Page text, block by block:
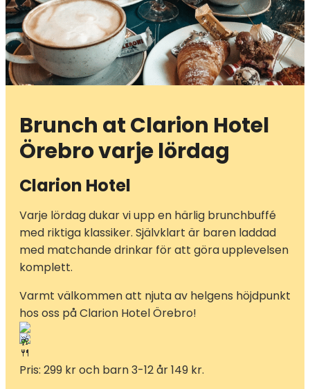
Brunch at Clarion Hotel
Örebro varje lördag
Clarion Hotel
Varje lördag dukar vi upp en härlig brunchbuffé
med riktiga klassiker. Självklart är baren laddad
med matchande drinkar för att göra upplevelsen
komplett.
Varmt välkommen att njuta av helgens höjdpunkt
hos oss på Clarion Hotel Örebro!
Pris: 299 kr och barn 3-12 år 149 kr.